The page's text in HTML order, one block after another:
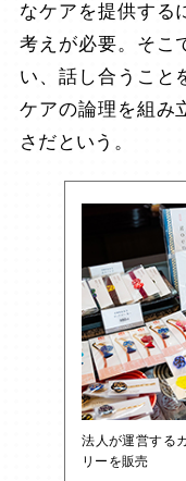
なケアを提供する
考えが必要。そこ
い、話し合うこと
ケアの論理を組み
さだという。
法人が運営する
リーを販売